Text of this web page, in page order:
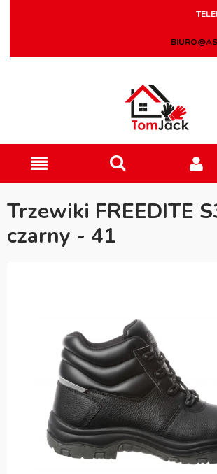
Trzewiki FREEDITE
czarny - 41